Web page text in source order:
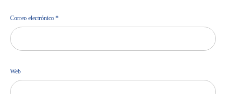
Correo electrónico *
Web